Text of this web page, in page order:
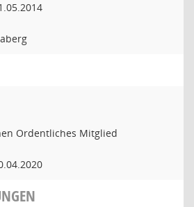
Ordentliches Mitglied